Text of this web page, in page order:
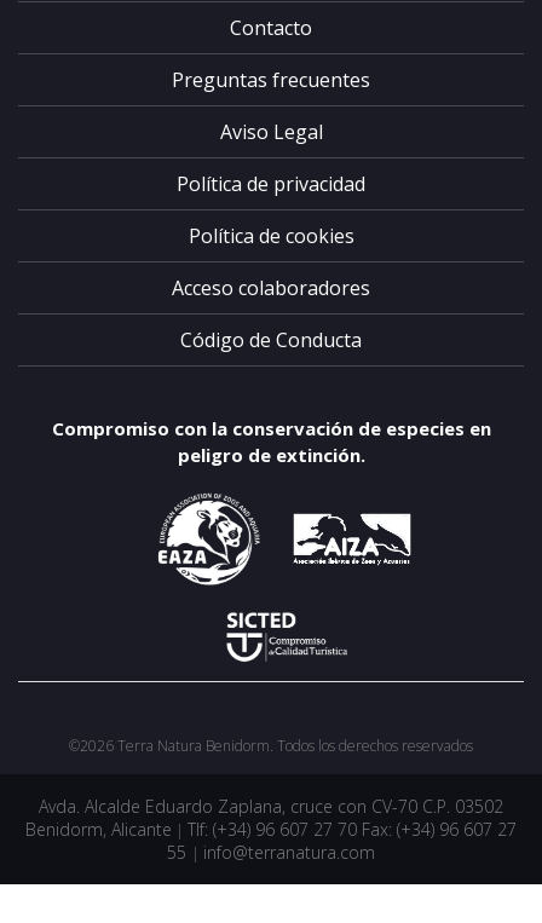
He leido y acepto la
Contacto
Preguntas frecuentes
Aviso Legal
Política de privacidad
Política de cookies
Acceso colaboradores
Código de Conducta
Compromiso con la conservación de especies en
peligro de extinción.
©2026 Terra Natura Benidorm. Todos los derechos reservados
Avda. Alcalde Eduardo Zaplana, cruce con CV-70 C.P. 03502
Benidorm, Alicante | Tlf: (+34) 96 607 27 70 Fax: (+34) 96 607 27
55 | info@terranatura.com